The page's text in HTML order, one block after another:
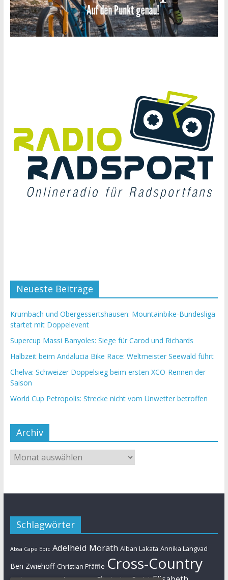
Neueste Beiträge
Krumbach und Obergessertshausen: Mountainbike-Bundesliga
startet mit Doppelevent
Supercup Massi Banyoles: Siege für Carod und Richards
Halbzeit beim Andalucia Bike Race: Weltmeister Seewald führt
Chelva: Schweizer Doppelsieg beim ersten XCO-Rennen der
Saison
World Cup Petropolis: Strecke nicht vom Unwetter betroffen
Archiv
Schlagwörter
Absa Cape Epic Adelheid Morath Alban Lakata Annika Langvad
Ben Zwiehoff Christian Pfäffle Cross-Country